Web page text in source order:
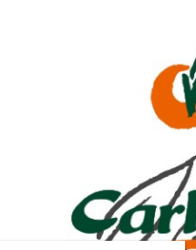
Misure Disponibili ►